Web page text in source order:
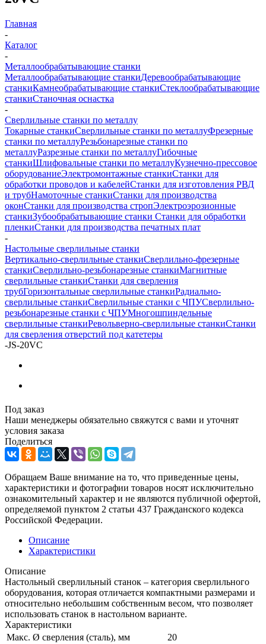
Главная
-
Каталог
-
Металлообрабатывающие станки
Металлообрабатывающие станкиДеревообрабатывающие
станкиКамнеобрабатывающие станкиСтеклообрабатывающие
станкиСтаночная оснастка
-
Сверлильные станки по металлу
Токарные станкиСверлильные станки по металлуФрезерные
станки по металлуРезьбонарезные станки по
металлуРазрезные станки по металлуГибочные
станкиШлифовальные станки по металлуКузнечно-прессовое
оборудованиеЭлектромонтажные станкиСтанки для
обработки проводов и кабелейСтанки для изготовления РВД
и трубНамоточные станкиСтанки для производства
оконСтанки для производства стропЭлектроэрозионные
станкиЗубообрабатывающие станки Станки для обработки
пленкиСтанки для производства печатных плат
-
Настольные сверлильные станки
Вертикально-сверлильные станкиСверлильно-фрезерные
станкиСверлильно-резьбонарезные станкиМагнитные
сверлильные станкиСтанки для сверления
трубГоризонтальные сверлильные станкиРадиально-
сверлильные станкиСверлильные станки с ЧПУСверлильно-
резьбонарезные станки с ЧПУМногошпиндельные
сверлильные станкиРевольверно-сверлильные станкиСтанки
для сверления отверстий под катетеры
-JS-20VC
Под заказ
Наши менеджеры обязательно свяжутся с вами и уточнят
условия заказа
Поделиться
Обращаем Ваше внимание на то, что приведенные цены,
характеристики и фотографии товаров носят исключительно
ознакомительный характер и не являются публичной офертой,
определяемой пунктом 2 статьи 437 Гражданского кодекса
Российской Федерации.
Описание
Характеристики
Описание
Настольный сверлильный станок – категория сверлильного
оборудования, которая отличается компактными размерами и
относительно небольшим собственным весом, что позволяет
использовать станок в настольном варианте.
Характеристики
Макс. Ø сверления (сталь), мм
20